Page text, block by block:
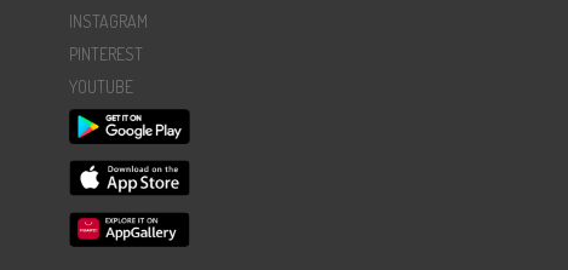
INSTAGRAM
PINTEREST
YOUTUBE